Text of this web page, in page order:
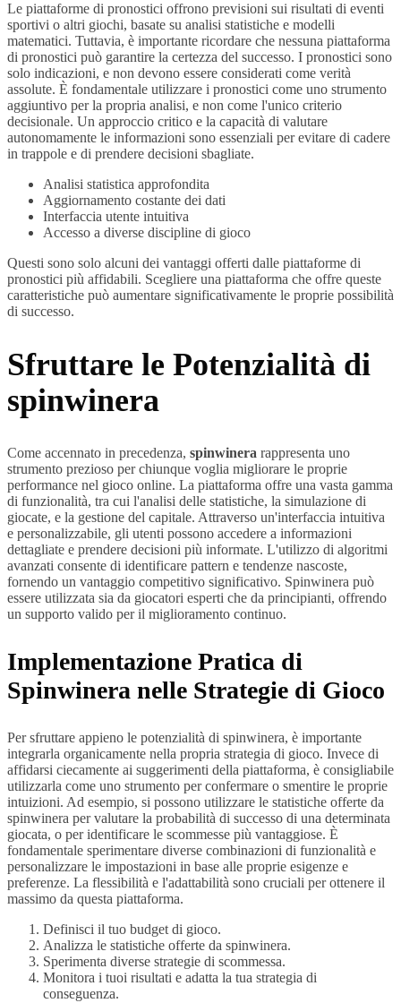
Le piattaforme di pronostici offrono previsioni sui risultati di eventi
sportivi o altri giochi, basate su analisi statistiche e modelli
matematici. Tuttavia, è importante ricordare che nessuna piattaforma
di pronostici può garantire la certezza del successo. I pronostici sono
solo indicazioni, e non devono essere considerati come verità
assolute. È fondamentale utilizzare i pronostici come uno strumento
aggiuntivo per la propria analisi, e non come l'unico criterio
decisionale. Un approccio critico e la capacità di valutare
autonomamente le informazioni sono essenziali per evitare di cadere
in trappole e di prendere decisioni sbagliate.
Analisi statistica approfondita
Aggiornamento costante dei dati
Interfaccia utente intuitiva
Accesso a diverse discipline di gioco
Questi sono solo alcuni dei vantaggi offerti dalle piattaforme di
pronostici più affidabili. Scegliere una piattaforma che offre queste
caratteristiche può aumentare significativamente le proprie possibilità
di successo.
Sfruttare le Potenzialità di
spinwinera
Come accennato in precedenza, spinwinera rappresenta uno
strumento prezioso per chiunque voglia migliorare le proprie
performance nel gioco online. La piattaforma offre una vasta gamma
di funzionalità, tra cui l'analisi delle statistiche, la simulazione di
giocate, e la gestione del capitale. Attraverso un'interfaccia intuitiva
e personalizzabile, gli utenti possono accedere a informazioni
dettagliate e prendere decisioni più informate. L'utilizzo di algoritmi
avanzati consente di identificare pattern e tendenze nascoste,
fornendo un vantaggio competitivo significativo. Spinwinera può
essere utilizzata sia da giocatori esperti che da principianti, offrendo
un supporto valido per il miglioramento continuo.
Implementazione Pratica di
Spinwinera nelle Strategie di Gioco
Per sfruttare appieno le potenzialità di spinwinera, è importante
integrarla organicamente nella propria strategia di gioco. Invece di
affidarsi ciecamente ai suggerimenti della piattaforma, è consigliabile
utilizzarla come uno strumento per confermare o smentire le proprie
intuizioni. Ad esempio, si possono utilizzare le statistiche offerte da
spinwinera per valutare la probabilità di successo di una determinata
giocata, o per identificare le scommesse più vantaggiose. È
fondamentale sperimentare diverse combinazioni di funzionalità e
personalizzare le impostazioni in base alle proprie esigenze e
preferenze. La flessibilità e l'adattabilità sono cruciali per ottenere il
massimo da questa piattaforma.
Definisci il tuo budget di gioco.
Analizza le statistiche offerte da spinwinera.
Sperimenta diverse strategie di scommessa.
Monitora i tuoi risultati e adatta la tua strategia di
conseguenza.